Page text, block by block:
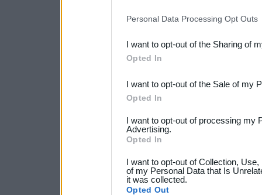
Downstream Participants
third parties.
Personal Data Processing Opt Outs
I want to opt-out of the Sharing of
Opted In
I want to opt-out of the Sale of my
Opted In
I want to opt-out of processing my
Advertising.
Opted In
I want to opt-out of Collection,
of my Personal Data that Is
it was collected.
Opted Out